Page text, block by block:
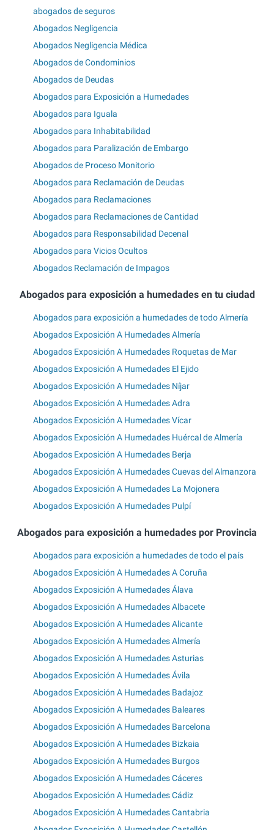
abogados de seguros
Abogados Negligencia
Abogados Negligencia Médica
Abogados de Condominios
Abogados de Deudas
Abogados para Exposición a Humedades
Abogados para Iguala
Abogados para Inhabitabilidad
Abogados para Paralización de Embargo
Abogados de Proceso Monitorio
Abogados para Reclamación de Deudas
Abogados para Reclamaciones
Abogados para Reclamaciones de Cantidad
Abogados para Responsabilidad Decenal
Abogados para Vicios Ocultos
Abogados Reclamación de Impagos
Abogados para exposición a humedades en tu ciudad
Abogados para exposición a humedades de todo Almería
Abogados Exposición A Humedades Almería
Abogados Exposición A Humedades Roquetas de Mar
Abogados Exposición A Humedades El Ejido
Abogados Exposición A Humedades Níjar
Abogados Exposición A Humedades Adra
Abogados Exposición A Humedades Vícar
Abogados Exposición A Humedades Huércal de Almería
Abogados Exposición A Humedades Berja
Abogados Exposición A Humedades Cuevas del Almanzora
Abogados Exposición A Humedades La Mojonera
Abogados Exposición A Humedades Pulpí
Abogados para exposición a humedades por Provincia
Abogados para exposición a humedades de todo el país
Abogados Exposición A Humedades A Coruña
Abogados Exposición A Humedades Álava
Abogados Exposición A Humedades Albacete
Abogados Exposición A Humedades Alicante
Abogados Exposición A Humedades Almería
Abogados Exposición A Humedades Asturias
Abogados Exposición A Humedades Ávila
Abogados Exposición A Humedades Badajoz
Abogados Exposición A Humedades Baleares
Abogados Exposición A Humedades Barcelona
Abogados Exposición A Humedades Bizkaia
Abogados Exposición A Humedades Burgos
Abogados Exposición A Humedades Cáceres
Abogados Exposición A Humedades Cádiz
Abogados Exposición A Humedades Cantabria